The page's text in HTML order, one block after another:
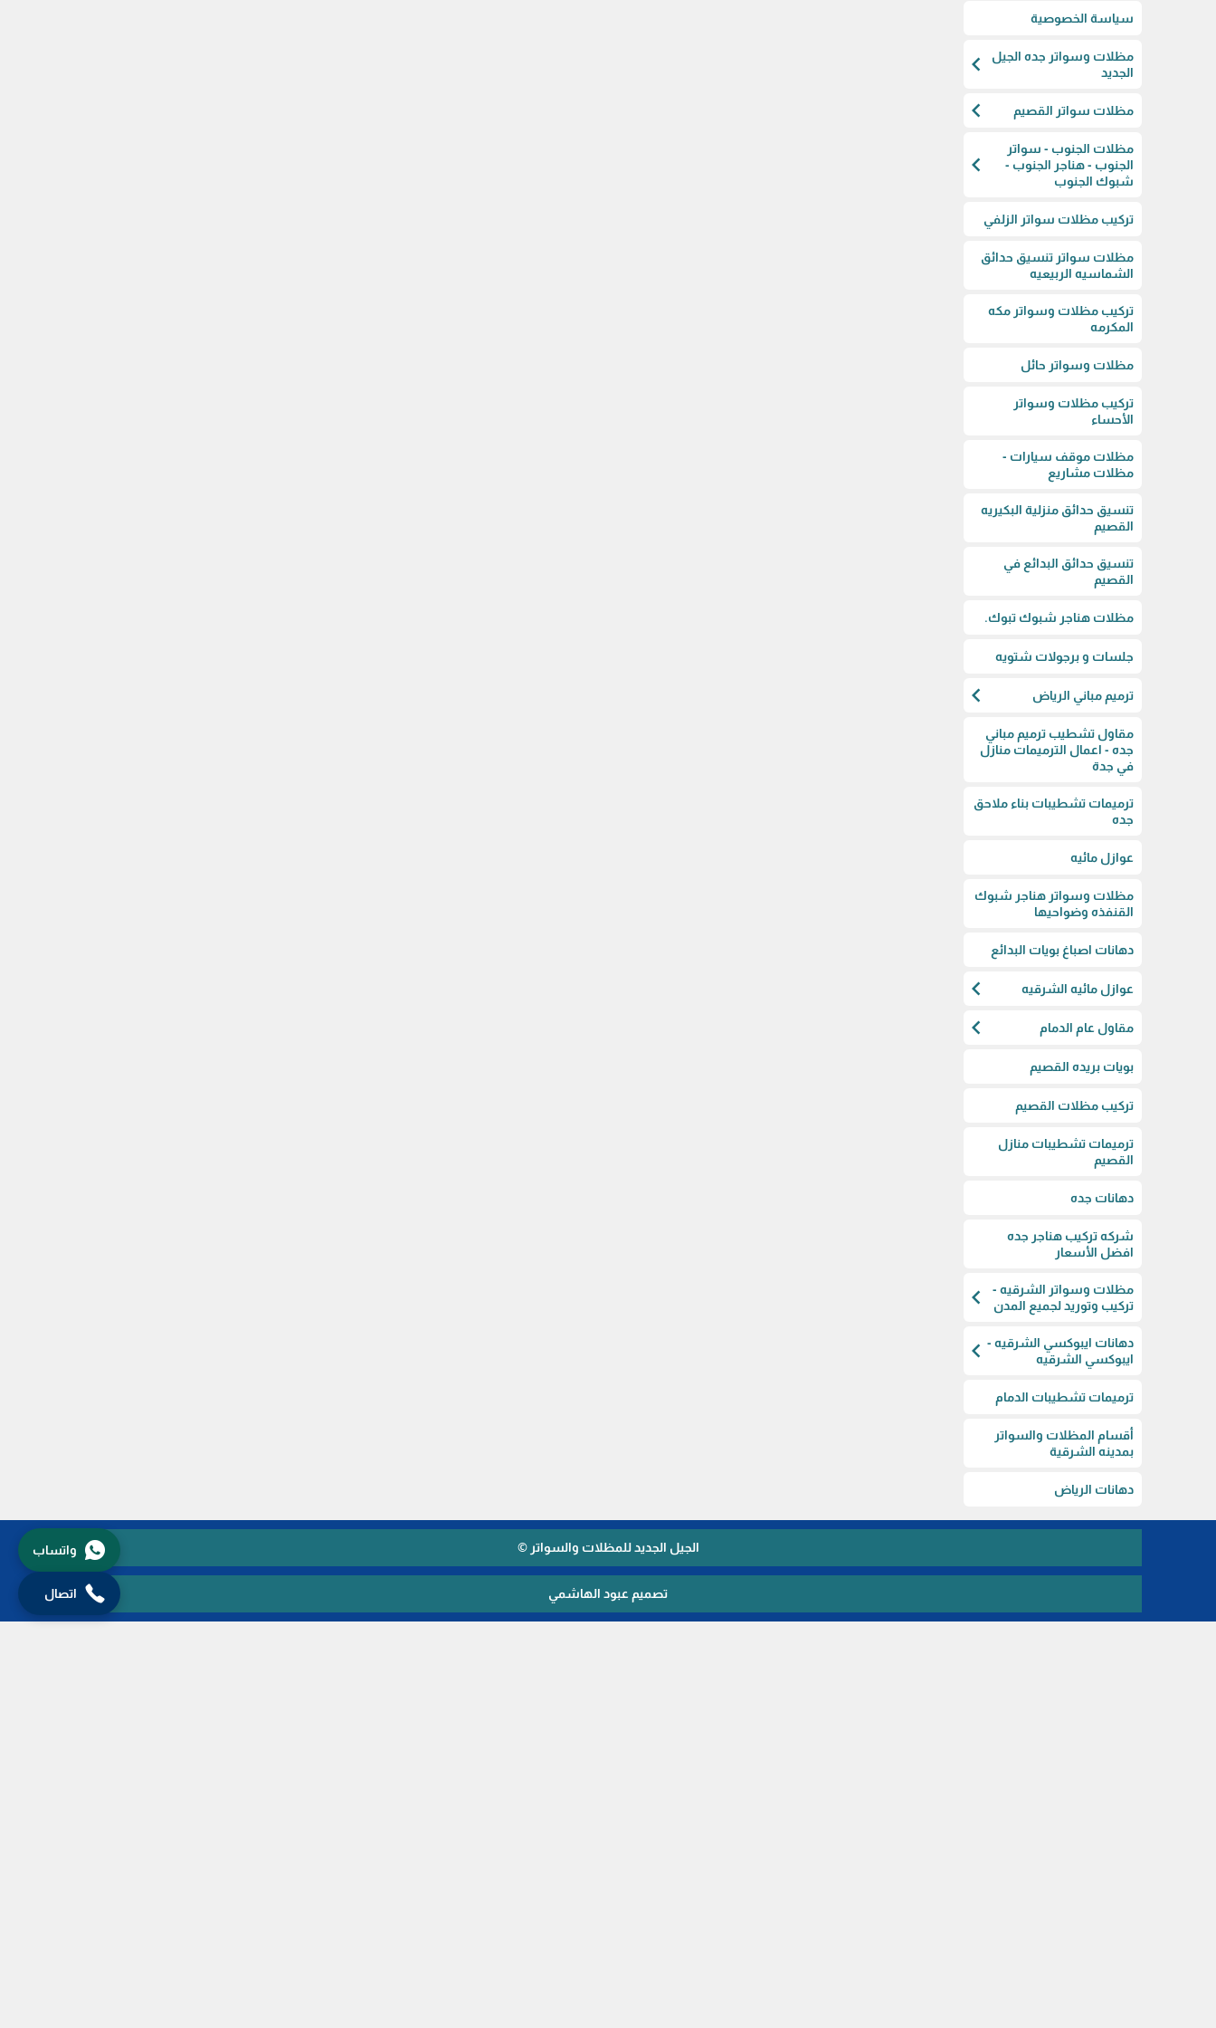
واتساب
اتصال
سياسة الخصوصية
مظلات وسواتر جده الجيل
الجديد
chevron_left
مظلات سواتر القصيم chevron_left
مظلات الجنوب - سواتر
الجنوب - هناجر الجنوب -
شبوك الجنوب
chevron_left
تركيب مظلات سواتر الزلفي
مظلات سواتر تنسيق حدائق
الشماسيه الربيعيه
تركيب مظلات وسواتر مكه
المكرمه
مظلات وسواتر حائل
تركيب مظلات وسواتر
الأحساء
مظلات موقف سيارات -
مظلات مشاريع
تنسيق حدائق منزلية البكيريه
القصيم
تنسيق حدائق البدائع في
القصيم
مظلات هناجر شبوك تبوك.
جلسات و برجولات شتويه
ترميم مباني الرياض chevron_left
مقاول تشطيب ترميم مباني
جده - اعمال الترميمات منازل
في جدة
ترميمات تشطيبات بناء ملاحق
جده
عوازل مائيه
مظلات وسواتر هناجر شبوك
القنفذه وضواحيها
دهانات اصباغ بويات البدائع
عوازل مائيه الشرقيه chevron_left
مقاول عام الدمام chevron_left
بويات بريده القصيم
تركيب مظلات القصيم
ترميمات تشطيبات منازل
القصيم
دهانات جده
شركه تركيب هناجر جده
افضل الأسعار
مظلات وسواتر الشرقيه -
تركيب وتوريد لجميع المدن
chevron_left
دهانات ايبوكسي الشرقيه -
ايبوكسي الشرقيه
chevron_left
ترميمات تشطيبات الدمام
أقسام المظلات والسواتر
بمدينه الشرقية
دهانات الرياض
الجيل الجديد للمظلات والسواتر ©
تصميم عبود الهاشمي